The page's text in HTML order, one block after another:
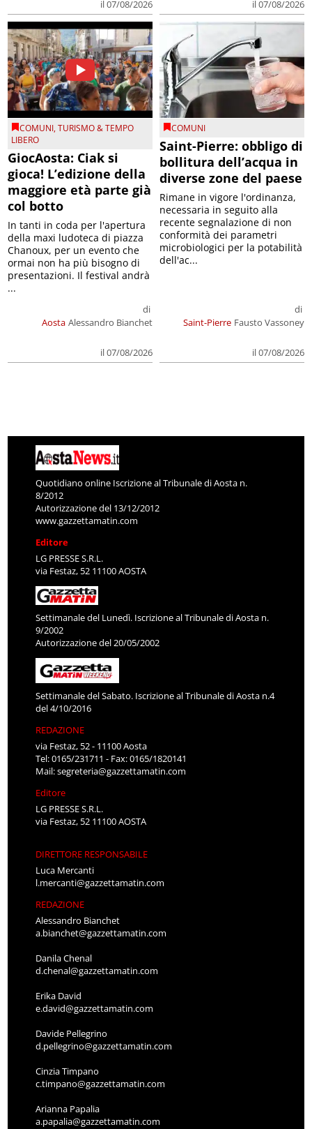
il 07/08/2026 il 07/08/2026
COMUNI,TURISMO & TEMPO
LIBERO
GiocAosta: Ciak si
gioca! L’edizione della
maggiore età parte già
col botto
Aosta
di
Alessandro Bianchet
il 07/08/2026
In tanti in coda per l'apertura
della maxi ludoteca di piazza
Chanoux, per un evento che
ormai non ha più bisogno di
presentazioni. Il festival andrà
...
COMUNI
Saint-Pierre: obbligo di
bollitura dell’acqua in
diverse zone del paese
Saint-Pierre
di
Fausto Vassoney
il 07/08/2026
Rimane in vigore l'ordinanza,
necessaria in seguito alla
recente segnalazione di non
conformità dei parametri
microbiologici per la potabilità
dell'ac...
Quotidiano online Iscrizione al Tribunale di Aosta n.
8/2012
Autorizzazione del 13/12/2012
www.gazzettamatin.com
Editore
LG PRESSE S.R.L.
via Festaz, 52 11100 AOSTA
Settimanale del Lunedì. Iscrizione al Tribunale di Aosta n.
9/2002
Autorizzazione del 20/05/2002
Settimanale del Sabato. Iscrizione al Tribunale di Aosta n.4
del 4/10/2016
REDAZIONE
via Festaz, 52 - 11100 Aosta
Tel: 0165/231711 - Fax: 0165/1820141
Mail:segreteria@gazzettamatin.com
Editore
LG PRESSE S.R.L.
via Festaz, 52 11100 AOSTA
DIRETTORE RESPONSABILE
Luca Mercanti
l.mercanti@gazzettamatin.com
REDAZIONE
Alessandro Bianchet
a.bianchet@gazzettamatin.com
Danila Chenal
d.chenal@gazzettamatin.com
Erika David
e.david@gazzettamatin.com
Davide Pellegrino
d.pellegrino@gazzettamatin.com
Cinzia Timpano
c.timpano@gazzettamatin.com
Arianna Papalia
a.papalia@gazzettamatin.com